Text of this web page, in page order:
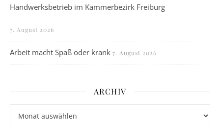
Handwerksbetrieb im Kammerbezirk Freiburg
7. August 2026
Arbeit macht Spaß oder krank 7. August 2026
ARCHIV